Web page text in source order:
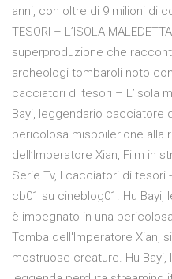
anni, con oltre di 9 milioni di
TESORI – L’ISOLA
superproduzione che
archeologi tombaroli noto
cacciatori di tesori – L’isola
Bayi, leggendario cacciatore
pericolosa mispoilerione alla
dell’Imperatore Xian, Film in
Serie Tv, I cacciatori di
cb01 su cineblog01. Hu
è impegnato in una
Tomba dell'Imperatore Xian,
mostruose creature. Hu